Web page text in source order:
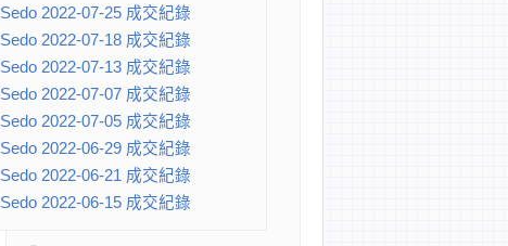
Sedo 2022-07-25 成交紀錄
Sedo 2022-07-18 成交紀錄
Sedo 2022-07-13 成交紀錄
Sedo 2022-07-07 成交紀錄
Sedo 2022-07-05 成交紀錄
Sedo 2022-06-29 成交紀錄
Sedo 2022-06-21 成交紀錄
Sedo 2022-06-15 成交紀錄